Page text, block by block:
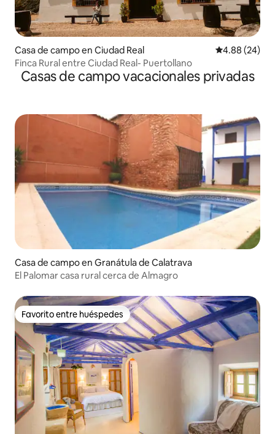
Casa de campo en Ciudad Real Calificación
4.88 (24)
Finca Rural entre Ciudad Real- Puertollano
Casas de campo vacacionales privadas
Casa de campo en Granátula de Calatrava
El Palomar casa rural cerca de Almagro
Favorito entre huéspedes
Favorito entre huéspedes